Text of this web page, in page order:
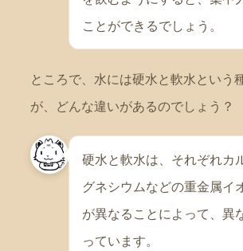
ことができるでしょう。
ところで、水には硬水と軟水という
が、どんな違いがあるのでしょう？
硬水と軟水は、それぞれカ
グネシウムなどの重金属イ
が異なることによって、異
っています。